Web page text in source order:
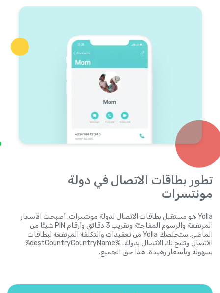
تطور بطاقات الاتصال في دولة
مونتسرات
Yolla هو مستقبل بطاقات الاتصال لدولة مونتسرات. أصبحت الأسعار
المرتفعة والرسوم المفاجئة وتقريب 3 دقائق وأرقام PIN شيئًا من
الماضي. ستخلصك Yolla من تعقيدات والتكلفة المرتفعة لبطاقات
الاتصال وتتيح لك الاتصال بدولةـ %destCountryCountryName%
بسهولة وبأسعار زهيدة. هذا حق الجميع.